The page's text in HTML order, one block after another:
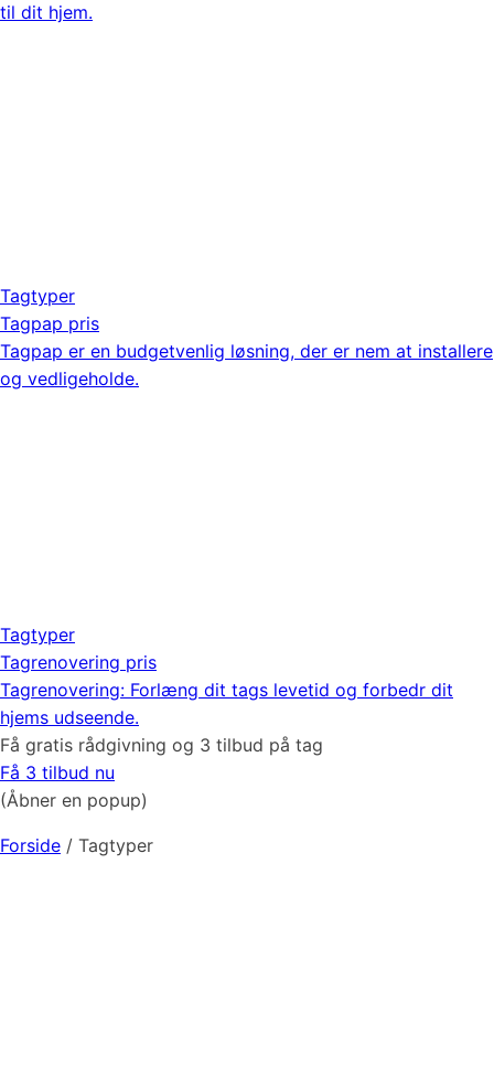
til dit hjem.
Tagtyper
Tagpap pris
Tagpap er en budgetvenlig løsning, der er nem at installere
og vedligeholde.
Tagtyper
Tagrenovering pris
Tagrenovering: Forlæng dit tags levetid og forbedr dit
hjems udseende.
Få gratis rådgivning og 3 tilbud på tag
Få 3 tilbud nu
(Åbner en popup)
Forside / Tagtyper